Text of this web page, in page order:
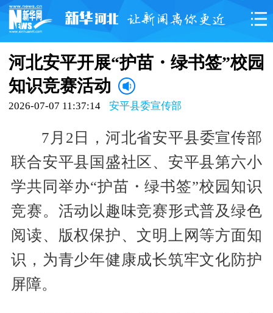
河北安平开展“护苗・绿书签”校园
知识竞赛活动
2026-07-07 11:37:14 安平县委宣传部
7月2日，河北省安平县委宣传部
联合安平县国盛社区、安平县第六小
学共同举办“护苗・绿书签”校园知识
竞赛。活动以趣味竞赛形式普及绿色
阅读、版权保护、文明上网等方面知
识，为青少年健康成长筑牢文化防护
屏障。